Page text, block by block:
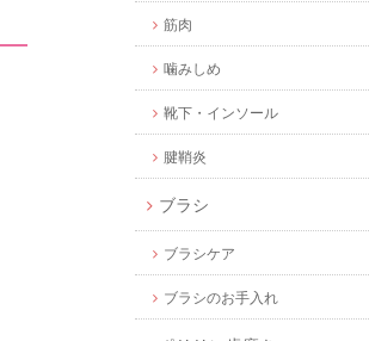
筋肉
噛みしめ
靴下・インソール
腱鞘炎
ブラシ
ブラシケア
ブラシのお手入れ